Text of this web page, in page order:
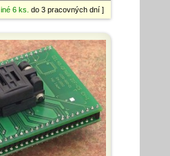
iné 6 ks. do 3 pracovných dní ]